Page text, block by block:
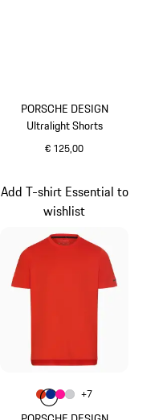
PORSCHE DESIGN
Ultralight Shorts
€ 125,00
Add T-shirt Essential to
wishlist
Kleur
Kleurlavaoranje
Kleur blauw
Kleurroze
Kleur
+7